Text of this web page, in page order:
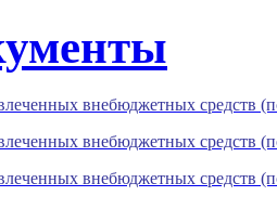
внебюджетных средств
внебюджетных средств
внебюджетных средств